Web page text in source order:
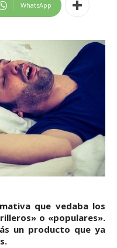
WhatsApp
que vedaba los
o «populares».
un producto que ya